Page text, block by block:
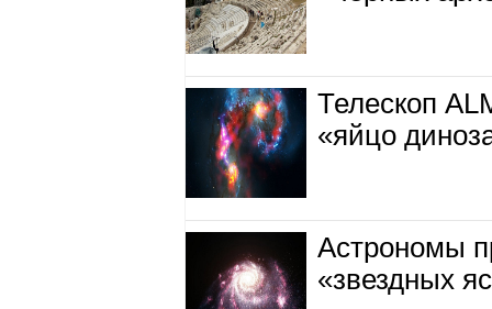
Телескоп
«яйцо
Астрономы
«звездных